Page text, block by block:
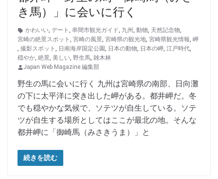
き馬）」に会いに行く
かわいい, デート , 串間市観光ガイド, 九州 , 動物, 天然記念物,
宮崎の絶景スポット , 宮崎の風景, 宮崎県の観光地, 宮崎県観光情報, 岬
, 撮影スポット , 日南海岸国定公園, 日本の動物, 日本の岬, 江戸時代,
穏やか, 絶景, 美しい, 野生馬, 雑木林
Japan Web Magazine 編集部
野生の馬に会いに行く 九州は宮崎県の南部、日向灘
の下に太平洋に突き出した岬がある。都井岬だ。冬
でも穏やかな気候で、ソテツが自生している。ソテ
ツが自生する場所としてはここが最北の地。そんな
都井岬に「御崎馬（みさきうま）」と
続きを読む